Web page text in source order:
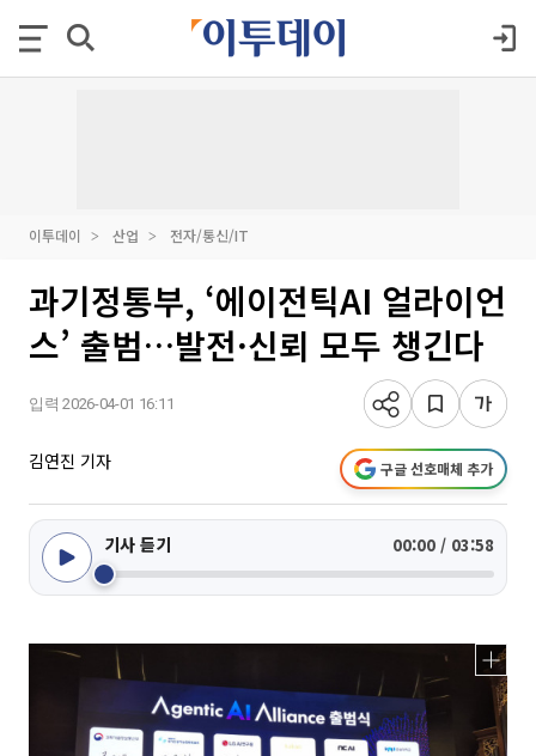
이투데이 산업 전자/통신/IT
과기정통부, ‘에이전틱AI 얼라이언
스’ 출범…발전·신뢰 모두 챙긴다
입력 2026-04-01 16:11
김연진 기자 구글 선호매체 추가
기사 듣기 00:00 / 03:58